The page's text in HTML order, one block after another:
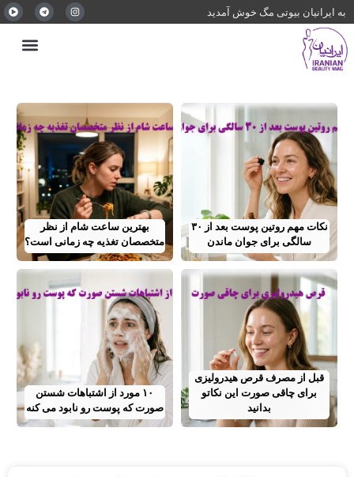
به ایرانیان بیوتی مگ خوش آمدید
نکات مهم روتین پوست بعد از ۳۰
سالگی برای جوان ماندن
بهترین ساعت شام از نظر
متخصصان تغذیه چه زمانی است؟
قبل از مصرف قرص هیدرولیزی
برای چاقی صورت این نکاتو
بدانید
۱۰ مورد از اشتباهات شستن
صورت که پوست رو نابود می کنه